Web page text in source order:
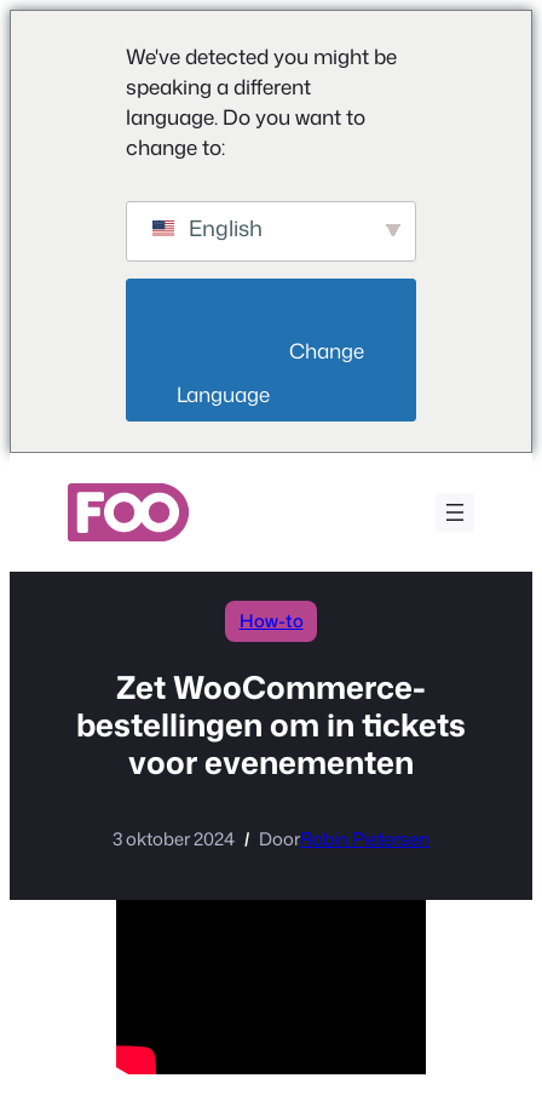
We've detected you might be
speaking a different
language. Do you want to
change to:
English
Language
How-to
Zet WooCommerce-
bestellingen om in tickets
voor evenementen
3 oktober 2024 DoorRobin Pietersen